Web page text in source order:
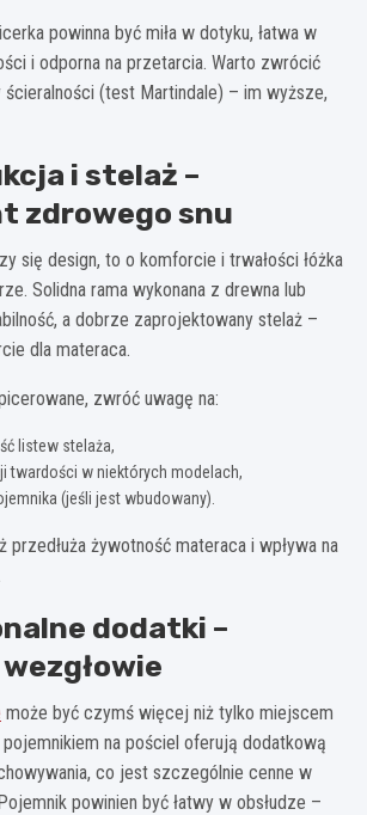
powinna być miła w dotyku, łatwa w
i odporna na przetarcia. Warto zwrócić
ścieralności (test Martindale) – im wyższe,
i stelaż –
zdrowego snu
się design, to o komforcie i trwałości łóżka
Solidna rama wykonana z drewna lub
a dobrze zaprojektowany stelaż –
dla materaca.
zwróć uwagę na:
listew stelaża,
twardości w niektórych modelach,
(jeśli jest wbudowany).
przedłuża żywotność materaca i wpływa na
dodatki –
może być czymś więcej niż tylko miejscem
na pościel oferują dodatkową
co jest szczególnie cenne w
powinien być łatwy w obsłudze –